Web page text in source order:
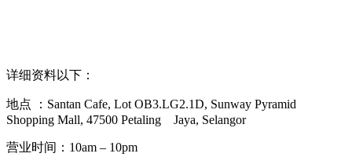
详细资料以下：
地点 ：Santan Cafe, Lot OB3.LG2.1D, Sunway Pyramid
Shopping Mall, 47500 Petaling Jaya, Selangor
营业时间：10am – 10pm